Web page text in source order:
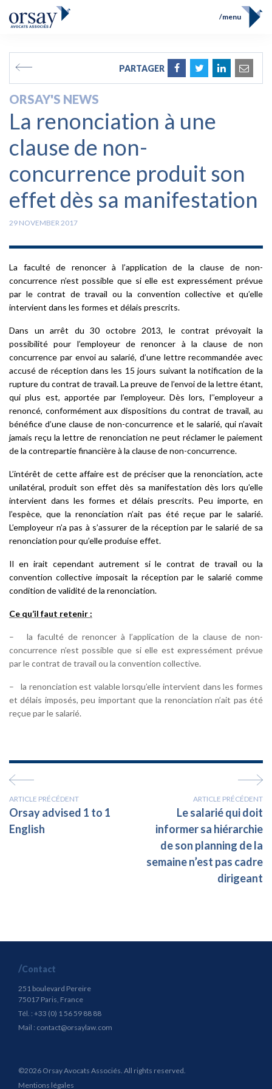
FR
menu
Expertises
Prix et Distinctions
Opérations
News
Contact
PARTAGER
ORSAY'S NEWS
La renonciation à une
clause de non-
concurrence produit son
effet dès sa manifestation
29 NOVEMBER 2017
La faculté de renoncer à l’application de la clause de non-
concurrence n’est possible que si elle est expressément prévue
par le contrat de travail ou la convention collective et qu’elle
intervient dans les formes et délais prescrits.
Dans un arrêt du 30 octobre 2013, le contrat prévoyait la
possibilité pour l’employeur de renoncer à la clause de non
concurrence par envoi au salarié, d’une lettre recommandée avec
accusé de réception dans les 15 jours suivant la notification de la
rupture du contrat de travail. La preuve de l’envoi de la lettre étant,
qui plus est, apportée par l’employeur. Dès lors, l’’employeur a
renoncé, conformément aux dispositions du contrat de travail, au
bénéfice d’une clause de non-concurrence et le salarié, qui n’avait
jamais reçu la lettre de renonciation ne peut réclamer le paiement
de la contrepartie financière à la clause de non-concurrence.
L’intérêt de cette affaire est de préciser que la renonciation, acte
unilatéral, produit son effet dès sa manifestation dès lors qu’elle
intervient dans les formes et délais prescrits. Peu importe, en
l’espèce, que la renonciation n’ait pas été reçue par le salarié.
L’employeur n’a pas à s’assurer de la réception par le salarié de sa
renonciation pour qu’elle produise effet.
Il en irait cependant autrement si le contrat de travail ou la
convention collective imposait la réception par le salarié comme
condition de validité de la renonciation.
Ce qu’il faut retenir :
– la faculté de renoncer à l’application de la clause de non-
concurrence n’est possible que si elle est expressément prévue
par le contrat de travail ou la convention collective.
– la renonciation est valable lorsqu’elle intervient dans les formes
et délais imposés, peu important que la renonciation n’ait pas été
reçue par le salarié.
ARTICLE PRÉCÉDENT
Orsay advised 1 to 1
English
ARTICLE PRÉCÉDENT
Le salarié qui doit
informer sa hiérarchie
de son planning de la
semaine n’est pas cadre
dirigeant
Contact
251 boulevard Pereire
75017 Paris, France
Tél. : +33 (0) 1 56 59 88 88
Mail : contact@orsaylaw.com
©2026 Orsay Avocats Associés. All rights reserved.
Mentions légales